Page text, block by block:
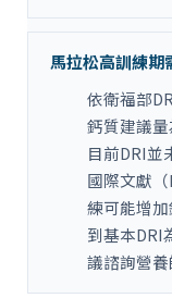
馬拉松高訓練期
依衛福部
鈣質建議量
目前DRI並
國際文獻
練可能增
到基本DRI
議諮詢營養